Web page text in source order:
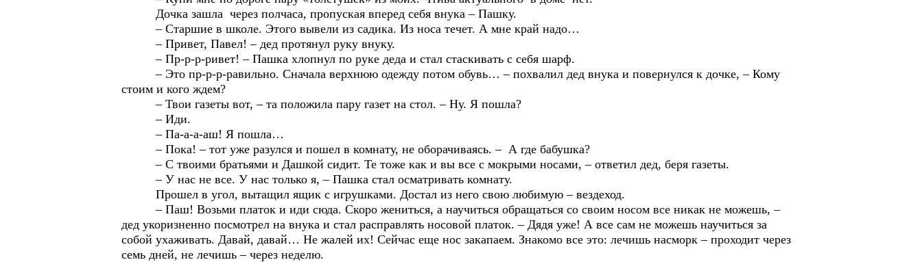
Дочка зашла через полчаса, пропуская вперед себя внука – Пашку.
– Старшие в школе. Этого вывели из садика. Из носа течет. А мне край надо…
– Привет, Павел! – дед протянул руку внуку.
– Пр-р-р-ривет! – Пашка хлопнул по руке деда и стал стаскивать с себя шарф.
– Это пр-р-р-равильно. Сначала верхнюю одежду потом обувь… – похвалил дед внука и повернулся к дочке, – Кому
стоим и кого ждем?
– Твои газеты вот, – та положила пару газет на стол. – Ну. Я пошла?
– Иди.
– Па-а-а-аш! Я пошла…
– Пока! – тот уже разулся и пошел в комнату, не оборачиваясь. – А где бабушка?
– С твоими братьями и Дашкой сидит. Те тоже как и вы все с мокрыми носами, – ответил дед, беря газеты.
– У нас не все. У нас только я, – Пашка стал осматривать комнату.
Прошел в угол, вытащил ящик с игрушками. Достал из него свою любимую – вездеход.
– Паш! Возьми платок и иди сюда. Скоро жениться, а научиться обращаться со своим носом все никак не можешь, –
дед укоризненно посмотрел на внука и стал расправлять носовой платок. – Дядя уже! А все сам не можешь научиться за
собой ухаживать. Давай, давай… Не жалей их! Сейчас еще нос закапаем. Знакомо все это: лечишь насморк – проходит через
семь дней, не лечишь – через неделю.